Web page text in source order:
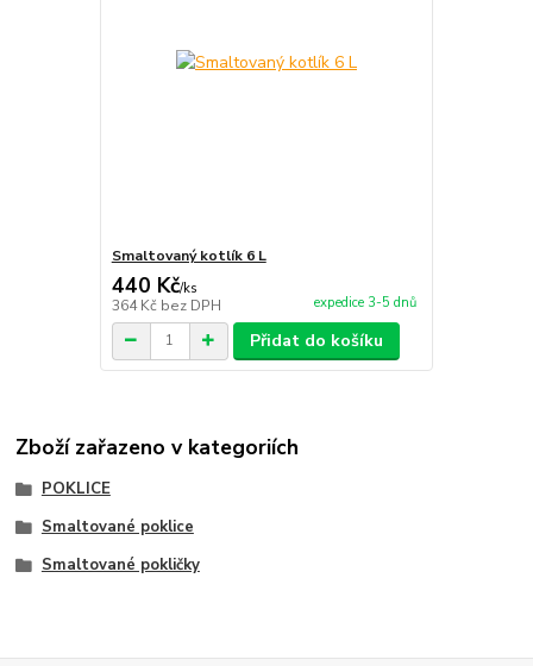
Smaltovaný kotlík 6 L
440 Kč/ks
364 Kč bez DPH expedice 3-5 dnů
Přidat do košíku
Zboží zařazeno v kategoriích
POKLICE
Smaltované poklice
Smaltované pokličky